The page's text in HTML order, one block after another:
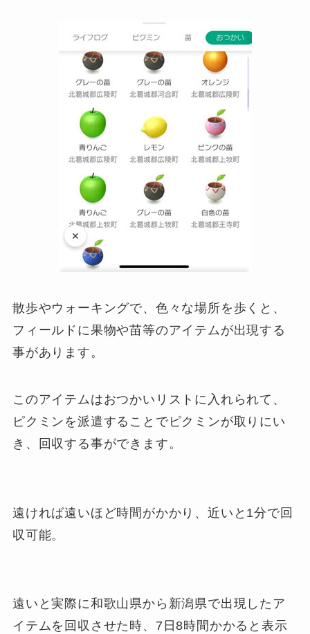
散歩やウォーキングで、色々な場所を歩くと、
フィールドに果物や苗等のアイテムが出現する
事があります。
このアイテムはおつかいリストに入れられて、
ピクミンを派遣することでピクミンが取りにい
き、回収する事ができます。
遠ければ遠いほど時間がかかり、近いと1分で回
収可能。
遠いと実際に和歌山県から新潟県で出現したア
イテムを回収させた時、7日8時間かかると表示